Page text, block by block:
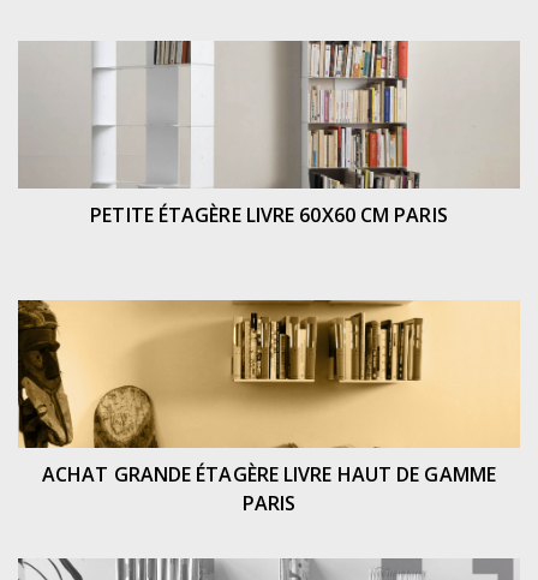
PETITE ÉTAGÈRE LIVRE 60X60 CM PARIS
ACHAT GRANDE ÉTAGÈRE LIVRE HAUT DE GAMME
PARIS